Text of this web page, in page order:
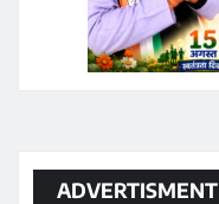
ADVERTISMENT